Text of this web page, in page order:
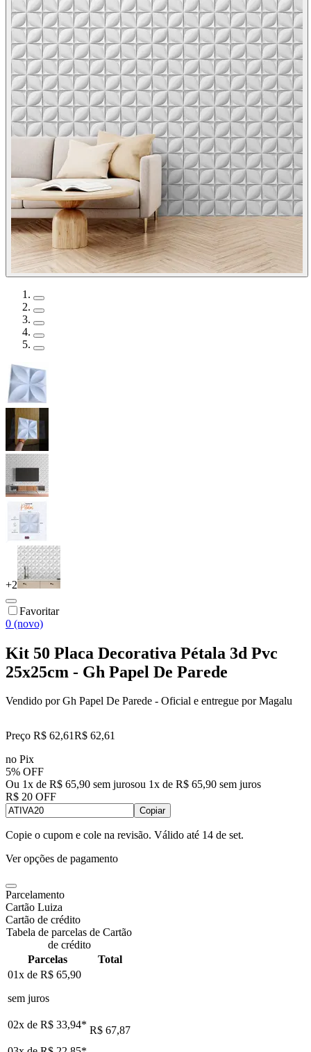
+2
Favoritar
0 (novo)
Kit 50 Placa Decorativa Pétala 3d Pvc
25x25cm - Gh Papel De Parede
Vendido porGh Papel De Parede - Oficial e entregue por Magalu
Preço R$ 62,61R$ 62,61
no Pix
5% OFF
Ou 1x de R$ 65,90 sem jurosou 1x de R$ 65,90 sem juros
R$ 20 OFF
Copiar
Copie o cupom e cole na revisão. Válido até 14 de set.
Ver opções de pagamento
Parcelamento
Cartão Luiza
Cartão de crédito
Tabela de parcelas de Cartão
de crédito
Parcelas
Total
01x de R$ 65,90
sem juros
02x de R$ 33,94* R$ 67,87